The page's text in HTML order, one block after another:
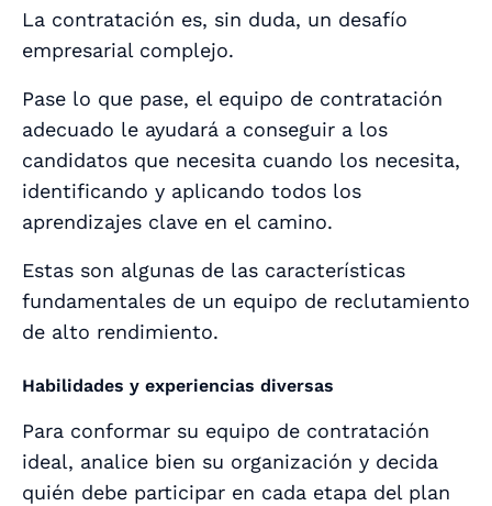
La contratación es, sin duda, un desafío
empresarial complejo.
Pase lo que pase, el equipo de contratación
adecuado le ayudará a conseguir a los
candidatos que necesita cuando los necesita,
identificando y aplicando todos los
aprendizajes clave en el camino.
Estas son algunas de las características
fundamentales de un equipo de reclutamiento
de alto rendimiento.
Habilidades y experiencias diversas
Para conformar su equipo de contratación
ideal, analice bien su organización y decida
quién debe participar en cada etapa del plan